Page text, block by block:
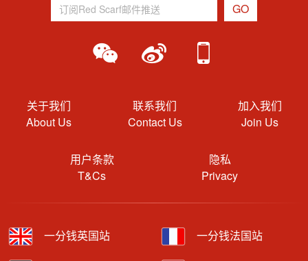
关于我们
About Us
联系我们
Contact Us
加入我们
Join Us
用户条款
T&Cs
隐私
Privacy
一分钱英国站 一分钱法国站